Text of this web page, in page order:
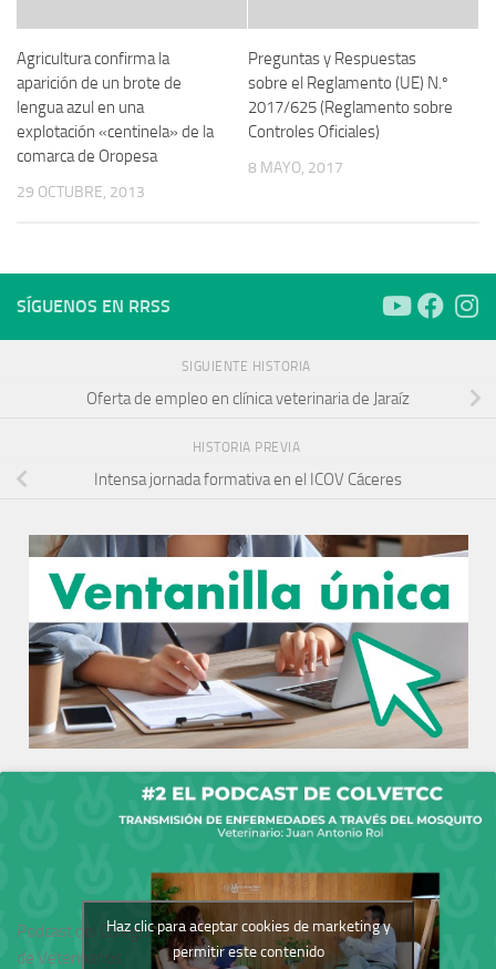
Agricultura confirma la
aparición de un brote de
lengua azul en una
explotación «centinela» de la
comarca de Oropesa
29 OCTUBRE, 2013
Preguntas y Respuestas
sobre el Reglamento (UE) N.º
2017/625 (Reglamento sobre
Controles Oficiales)
8 MAYO, 2017
SÍGUENOS EN RRSS
SIGUIENTE HISTORIA
Oferta de empleo en clínica veterinaria de Jaraíz
HISTORIA PREVIA
Intensa jornada formativa en el ICOV Cáceres
Podcast del Colegio
de Veterinarios
Haz clic para aceptar cookies de marketing y
permitir este contenido